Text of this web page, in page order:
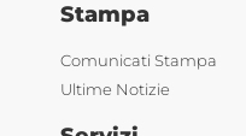
Stampa
Comunicati Stampa
Ultime Notizie